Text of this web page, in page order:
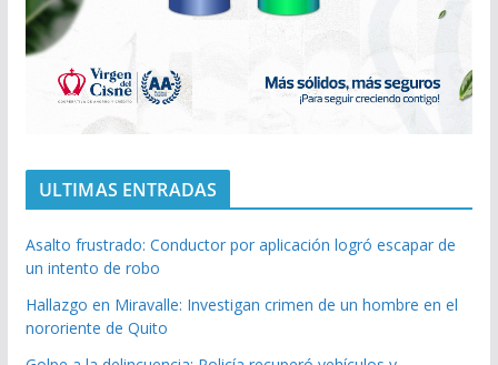
ULTIMAS ENTRADAS
Asalto frustrado: Conductor por aplicación logró escapar de
un intento de robo
Hallazgo en Miravalle: Investigan crimen de un hombre en el
nororiente de Quito